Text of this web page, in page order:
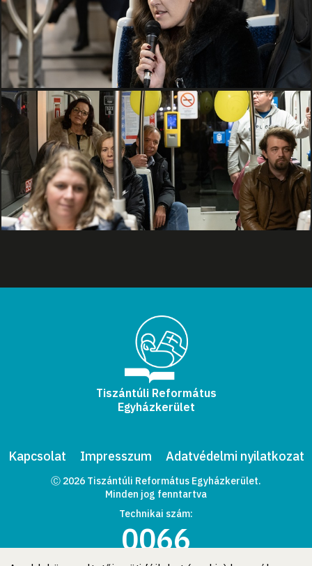
Tiszántúli Református
Egyházkerület
Kapcsolat Impresszum Adatvédelmi nyilatkozat
Ⓒ 2026 Tiszántúli Református Egyházkerület.
Minden jog fenntartva
Technikai szám:
0066